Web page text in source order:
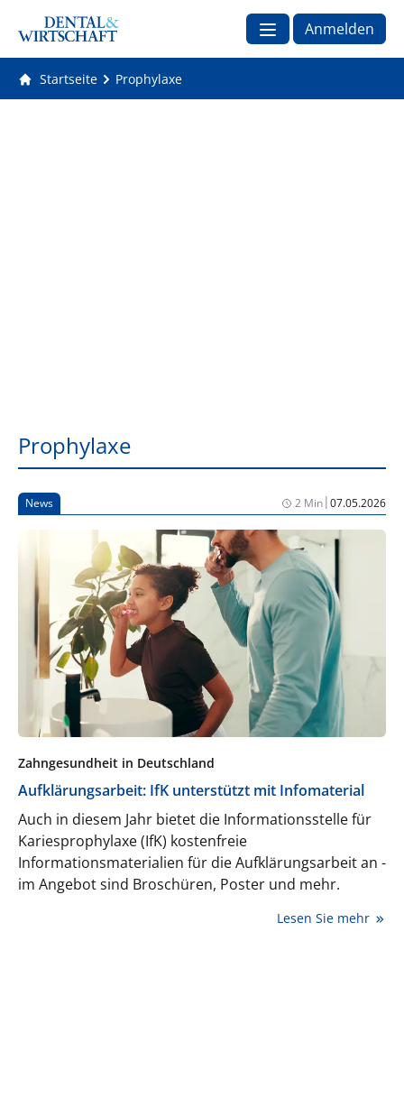
Anmelden
Startseite Prophylaxe
Prophylaxe
News 2 Min|07.05.2026
Zahngesundheit in Deutschland
Aufklärungsarbeit: IfK unterstützt mit Infomaterial
Auch in diesem Jahr bietet die Informationsstelle für
Kariesprophylaxe (IfK) kostenfreie
Informationsmaterialien für die Aufklärungsarbeit an -
im Angebot sind Broschüren, Poster und mehr.
Lesen Sie mehr